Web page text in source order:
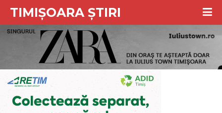
TIMIȘOARA ȘTIRI